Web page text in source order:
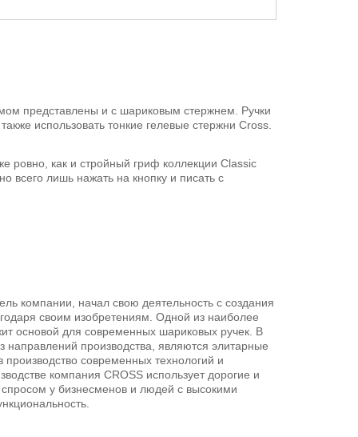
представлены и с шариковым стержнем. Ручки
использовать тонкие гелевые стержни Cross.
ровно, как и стройный гриф коллекции Classic
всего лишь нажать на кнопку и писать с
компании, начал свою деятельность с создания
своим изобретениям. Одной из наиболее
основой для современных шариковых ручек. В
производства, являются элитарные
современных технологий и
компания CROSS использует дорогие и
у бизнесменов и людей с высокими